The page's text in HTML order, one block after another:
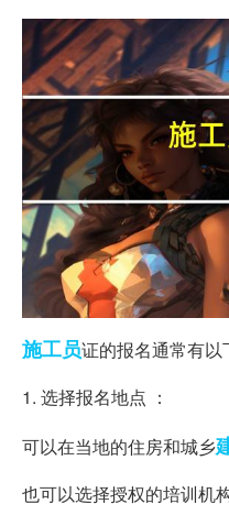
施工员证的报名通常有以
1. 选择报名地点 ：
可以在当地的住房和城乡
也可以选择授权的培训机